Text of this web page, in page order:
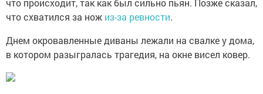
что схватился за нож из-за ревности.
Днем окровавленные диваны лежали на свалке у дома,
в котором разыгралась трагедия, на окне висел ковер.